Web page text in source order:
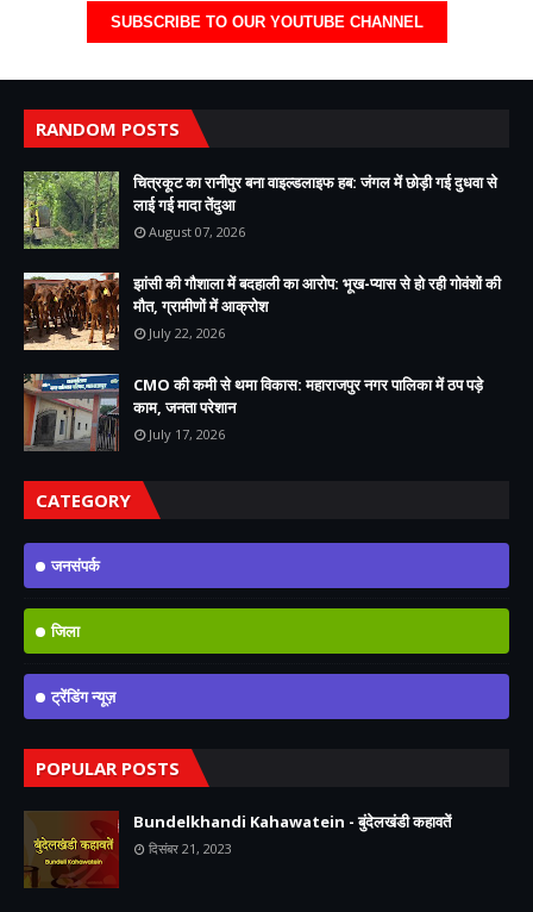
SUBSCRIBE TO OUR YOUTUBE CHANNEL
RANDOM POSTS
चित्रकूट का रानीपुर बना वाइल्डलाइफ हब: जंगल में छोड़ी गई दुधवा से
लाई गई मादा तेंदुआ
August 07, 2026
झांसी की गौशाला में बदहाली का आरोप: भूख-प्यास से हो रही गोवंशों की
मौत, ग्रामीणों में आक्रोश
July 22, 2026
CMO की कमी से थमा विकास: महाराजपुर नगर पालिका में ठप पड़े
काम, जनता परेशान
July 17, 2026
CATEGORY
जनसंपर्क
जिला
ट्रेंडिंग न्यूज़
POPULAR POSTS
Bundelkhandi Kahawatein - बुंदेलखंडी कहावतें
दिसंबर 21, 2023